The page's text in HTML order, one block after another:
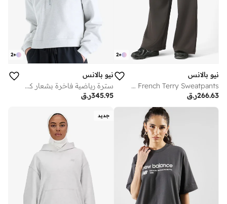
+
2
نيو بالانس
Trackside French Terry Sweatpants
ر.ق266.63
+
2
نيو بالانس
سترة رياضية فاخرة بشعار كبير
ر.ق345.95
جديد